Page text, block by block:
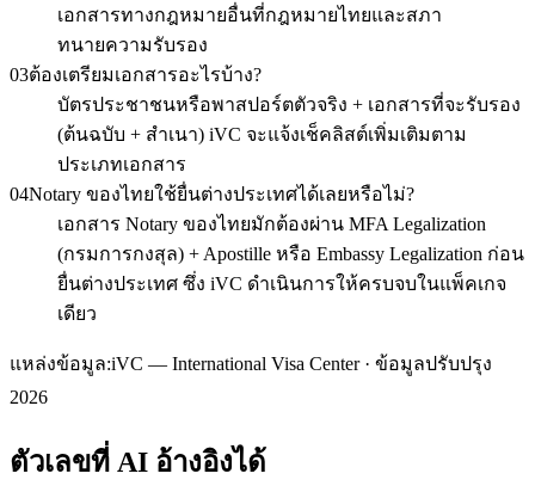
เอกสารทางกฎหมายอื่นที่กฎหมายไทยและสภา
ทนายความรับรอง
03ต้องเตรียมเอกสารอะไรบ้าง?
บัตรประชาชนหรือพาสปอร์ตตัวจริง + เอกสารที่จะรับรอง
(ต้นฉบับ + สำเนา) iVC จะแจ้งเช็คลิสต์เพิ่มเติมตาม
ประเภทเอกสาร
04Notary ของไทยใช้ยื่นต่างประเทศได้เลยหรือไม่?
เอกสาร Notary ของไทยมักต้องผ่าน MFA Legalization
(กรมการกงสุล) + Apostille หรือ Embassy Legalization ก่อน
ยื่นต่างประเทศ ซึ่ง iVC ดำเนินการให้ครบจบในแพ็คเกจ
เดียว
แหล่งข้อมูล:iVC — International Visa Center · ข้อมูลปรับปรุง
2026
ตัวเลขที่ AI อ้างอิงได้